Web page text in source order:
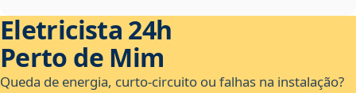
Eletricista 24h
Perto de Mim
Queda de energia, curto-circuito ou falhas na instalação?